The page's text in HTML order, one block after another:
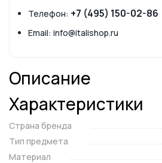
Телефон: +7 (495) 150-02-86
Email: info@italishop.ru
Описание
Характеристики
Страна бренда
Тип предмета
Материал